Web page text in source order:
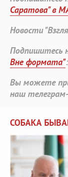
Саратова" в
Новости
Подпишитесь
Вне формата"
Вы можете
наш
СОБАКА